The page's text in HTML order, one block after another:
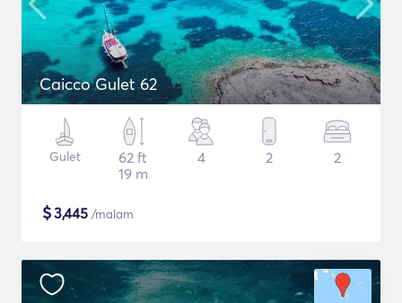
Caicco Gulet 62
Gulet
62 ft
19 m
4 2 2
$3,445 /malam